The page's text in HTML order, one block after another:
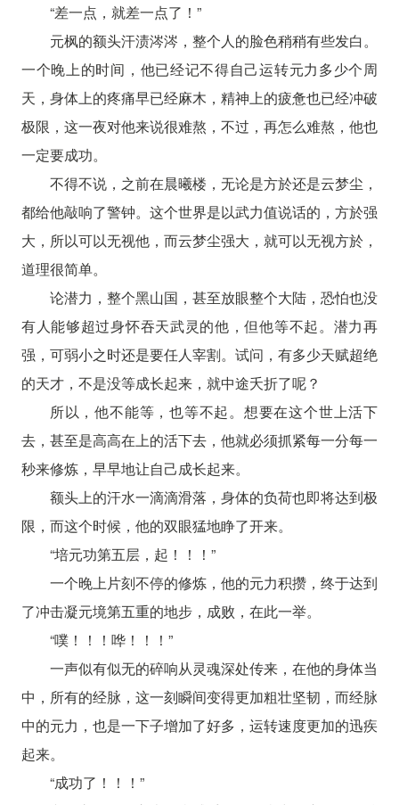
“差一点，就差一点了！”
元枫的额头汗渍涔涔，整个人的脸色稍稍有些发白。
一个晚上的时间，他已经记不得自己运转元力多少个周
天，身体上的疼痛早已经麻木，精神上的疲惫也已经冲破
极限，这一夜对他来说很难熬，不过，再怎么难熬，他也
一定要成功。
不得不说，之前在晨曦楼，无论是方於还是云梦尘，
都给他敲响了警钟。这个世界是以武力值说话的，方於强
大，所以可以无视他，而云梦尘强大，就可以无视方於，
道理很简单。
论潜力，整个黑山国，甚至放眼整个大陆，恐怕也没
有人能够超过身怀吞天武灵的他，但他等不起。潜力再
强，可弱小之时还是要任人宰割。试问，有多少天赋超绝
的天才，不是没等成长起来，就中途夭折了呢？
所以，他不能等，也等不起。想要在这个世上活下
去，甚至是高高在上的活下去，他就必须抓紧每一分每一
秒来修炼，早早地让自己成长起来。
额头上的汗水一滴滴滑落，身体的负荷也即将达到极
限，而这个时候，他的双眼猛地睁了开来。
“培元功第五层，起！！！”
一个晚上片刻不停的修炼，他的元力积攒，终于达到
了冲击凝元境第五重的地步，成败，在此一举。
“噗！！！哗！！！”
一声似有似无的碎响从灵魂深处传来，在他的身体当
中，所有的经脉，这一刻瞬间变得更加粗壮坚韧，而经脉
中的元力，也是一下子增加了好多，运转速度更加的迅疾
起来。
“成功了！！！”